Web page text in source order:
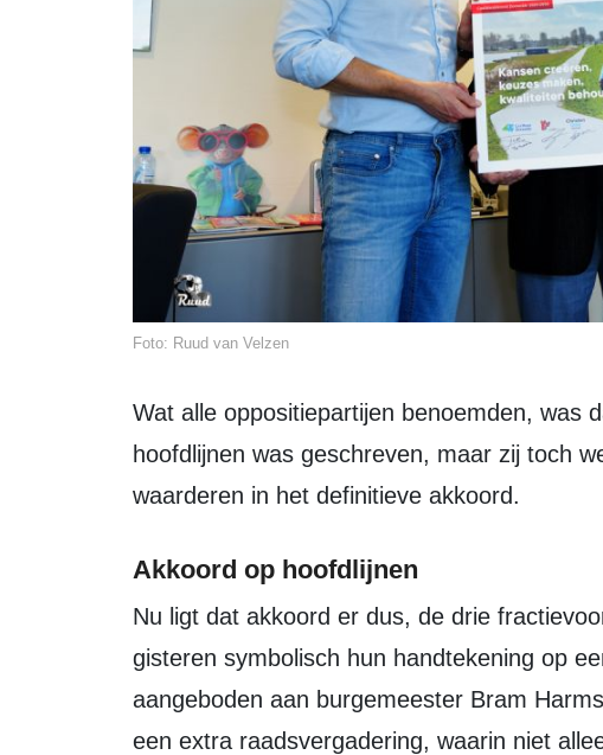
Foto: Ruud van Velzen
Wat alle oppositiepartijen benoemden, was dat het conceptakkoord weliswaar op
hoofdlijnen was geschreven, maar zij toch
waarderen in het definitieve akkoord.
Akkoord op hoofdlijnen
Nu ligt dat akkoord er dus, de drie fractievoorzitters van de coalitie plaatsten
gisteren symbolisch hun handtekening op
aangeboden aan burgemeester Bram
een extra raadsvergadering, waarin niet